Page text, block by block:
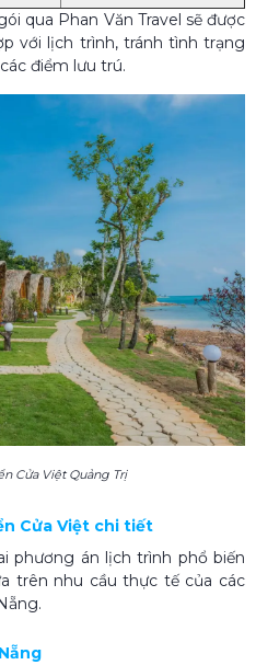
qua Phan Văn Travel sẽ được
với lịch trình, tránh tình trạng
điểm lưu trú.
Cửa Việt Quảng Trị
Cửa Việt chi tiết
phương án lịch trình phổ biến
trên nhu cầu thực tế của các